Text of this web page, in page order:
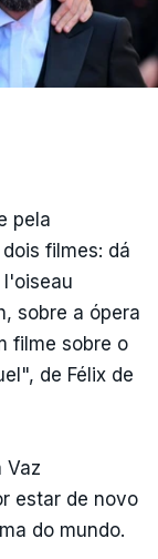
pela
filmes: dá
sobre a ópera
filme sobre o
de Félix de
Vaz
estar de novo
do mundo.